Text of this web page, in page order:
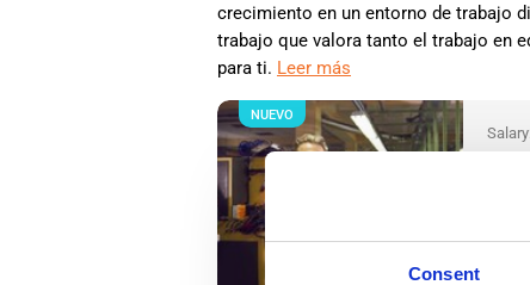
Consent
crecimiento en un entorno de trabajo
trabajo que valora tanto el trabajo en
para ti. Leer más
NUEVO